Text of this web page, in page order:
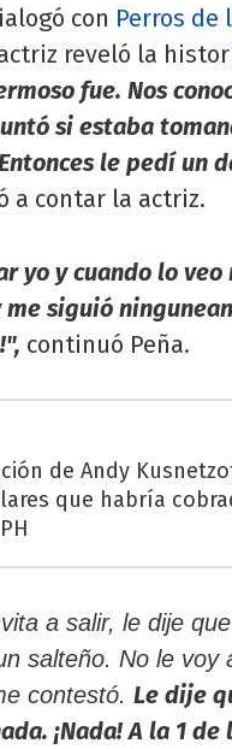
con Perros de
reveló la
fue. Nos
si estaba
le pedí un
a contar la actriz.
yo y cuando lo
siguió
continuó Peña.
de Andy
que habría
a salir, le dije
salteño. No le voy
contestó. Le dije
¡Nada! A la 1